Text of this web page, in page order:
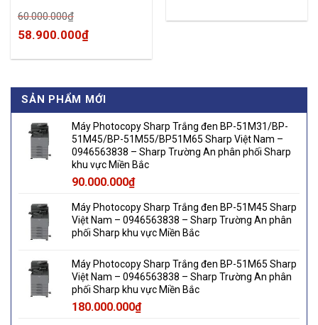
SẢN PHẨM MỚI
Máy Photocopy Sharp Trắng đen BP-51M31/BP-
51M45/BP-51M55/BP51M65 Sharp Việt Nam –
0946563838 – Sharp Trường An phân phối Sharp
khu vực Miền Bắc
90.000.000₫
Máy Photocopy Sharp Trắng đen BP-51M45 Sharp
Việt Nam – 0946563838 – Sharp Trường An phân
phối Sharp khu vực Miền Bắc
Máy Photocopy Sharp Trắng đen BP-51M65 Sharp
Việt Nam – 0946563838 – Sharp Trường An phân
phối Sharp khu vực Miền Bắc
180.000.000₫
60.000.000₫
58.900.000₫